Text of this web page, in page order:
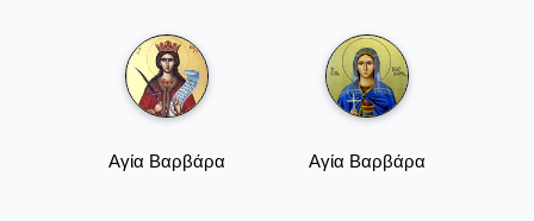
Αγία Βαρβάρα Αγία Βαρβάρα